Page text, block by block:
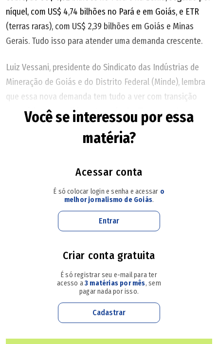
níquel, com US$ 4,74 bilhões no Pará e em Goiás, e ETR
(terras raras), com US$ 2,39 bilhões em Goiás e Minas
Gerais. Tudo isso para atender uma demanda crescente.
Luiz Vessani, presidente do Sindicato das Indústrias de
Mineração de Goiás e do Distrito Federal (Minde), lembra
que essa nova demanda tem tudo a ver com transição
energética, geopolítica e tecnologia. Ele concorda que o
crescimento só virá com aumento de produção e
beneficiamento, mas diz que o Brasil precisa de uma
e verticalizar suas terras raras.
Minerais críticos podem elevar PIB goiano em 10%,
aponta estudo
Lei de exploração sustentável de terras raras em Goiás
Você se interessou por essa
matéria?
Acessar conta
É só colocar login e senha e acessar o
melhor jornalismo de Goiás.
Entrar
Criar conta gratuita
É só registrar seu e-mail para ter
acesso a3 matérias por mês, sem
pagar nada por isso.
Cadastrar